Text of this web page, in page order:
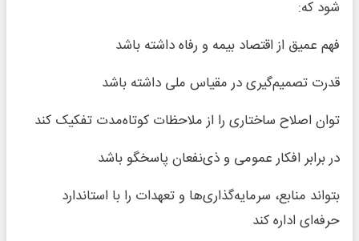
شود که:
فهم عمیق از اقتصاد بیمه و رفاه داشته باشد
قدرت تصمیم‌گیری در مقیاس ملی داشته باشد
توان اصلاح ساختاری را از ملاحظات کوتاه‌مدت تفکیک کند
در برابر افکار عمومی و ذی‌نفعان پاسخگو باشد
بتواند منابع، سرمایه‌گذاری‌ها و تعهدات را با استاندارد
حرفه‌ای اداره کند